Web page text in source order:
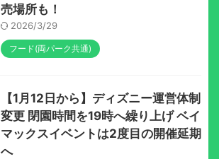
売場所も！
2026/3/29
フード(両パーク共通)
【1月12日から】ディズニー運営体制
変更 閉園時間を19時へ繰り上げ ベイ
マックスイベントは2度目の開催延期
へ